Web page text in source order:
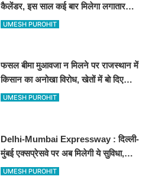
कैलेंडर, इस साल कई बार मिलेगा लगातार
अवकाश, देखें
UMESH PUROHIT
फसल बीमा मुआवजा न मिलने पर राजस्थान में
किसान का अनोखा विरोध, खेतों में बो दिए
500-500 रुपए के नोट, वीडियो वायरल
UMESH PUROHIT
Delhi-Mumbai Expressway : दिल्ली-
मुंबई एक्सप्रेसवे पर अब मिलेगी ये सुविधा,
हेलीकॉप्टर सर्विस से तुरंत घायल पहुंचेगा
UMESH PUROHIT